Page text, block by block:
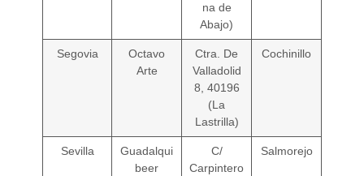
na de
Abajo)
Segovia
Octavo
Arte
Ctra. De
Valladolid
8, 40196
(La
Lastrilla)
Cochinillo
Sevilla
Guadalqui
beer
C/
Carpintero
Salmorejo